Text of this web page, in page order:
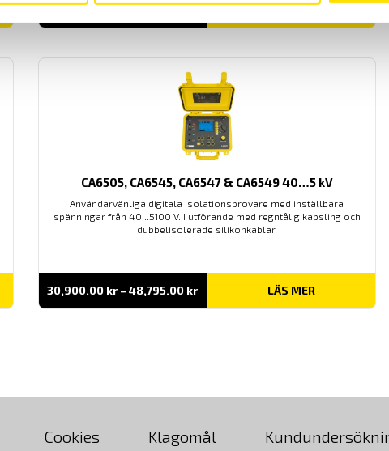
9,795.00kr–10,495.00krPrisintervall:
9,795.00 kr
till
LÄS MER
CA6505, CA6545, CA6547 & CA6549 40…5 kV
Användarvänliga digitala isolationsprovare med inställbara
spänningar från 40...5100 V. I utförande med regntålig kapsling och
dubbelisolerade silikonkablar.
30,900.00 kr – 48,795.00 krPrisintervall:
till
LÄS MER
Cookies Klagomål